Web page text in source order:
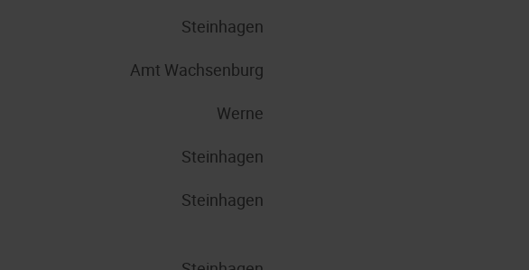
Steinhagen
Amt Wachsenburg
Werne
Steinhagen
Steinhagen